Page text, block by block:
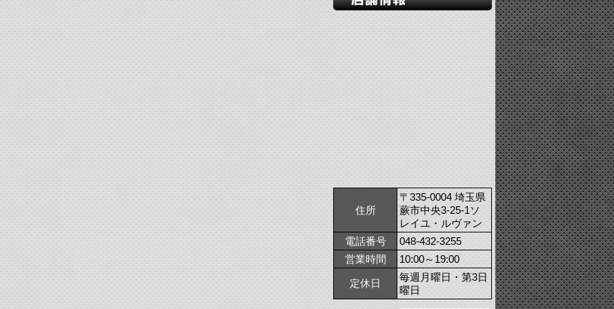
住所
〒335-0004 埼玉県
蕨市中央3-25-1ソ
レイユ・ルヴァン
電話番号
048-432-3255
営業時間
10:00～19:00
定休日
毎週月曜日・第3日
曜日